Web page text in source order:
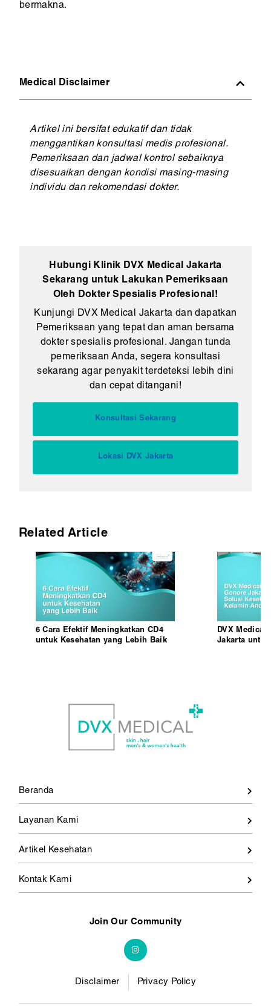
bermakna.
Medical Disclaimer
Artikel ini bersifat edukatif dan tidak
menggantikan konsultasi medis profesional.
Pemeriksaan dan jadwal kontrol sebaiknya
disesuaikan dengan kondisi masing-masing
individu dan rekomendasi dokter.
Hubungi Klinik DVX Medical Jakarta
Sekarang untuk Lakukan Pemeriksaan
Oleh Dokter Spesialis Profesional!
Kunjungi DVX Medical Jakarta dan dapatkan
Pemeriksaan yang tepat dan aman bersama
dokter spesialis profesional. Jangan tunda
pemeriksaan Anda, segera konsultasi
sekarang agar penyakit terdeteksi lebih dini
dan cepat ditangani!
Konsultasi Sekarang
Lokasi DVX Jakarta
Related Article
6 Cara Efektif Meningkatkan CD4
untuk Kesehatan yang Lebih Baik
DVX
Jakarta
Beranda
Layanan Kami
Artikel Kesehatan
Kontak Kami
Join Our Community
Disclaimer Privacy Policy